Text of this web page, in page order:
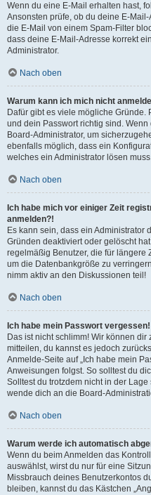
Wenn du eine E-Mail erhalten hast,
Ansonsten prüfe, ob du deine E-
die E-Mail von einem Spam-Filter
dass deine E-Mail-Adresse korrekt
Administrator.
Nach oben
Warum kann ich mich nicht
Dafür gibt es viele mögliche Gründe.
und dein Passwort richtig sind.
Board-Administrator, um
ebenfalls möglich, dass ein
welches ein Administrator lösen
Nach oben
Ich habe mich vor einiger Zeit
anmelden?!
Es kann sein, dass ein Administrator
Gründen deaktiviert oder gelöscht
regelmäßig Benutzer, die für
um die Datenbankgröße zu
nimm aktiv an den Diskussionen teil!
Nach oben
Ich habe mein Passwort vergessen!
Das ist nicht schlimm! Wir können
mitteilen, du kannst es jedoch
Anmelde-Seite auf „Ich habe mein
Anweisungen folgst. So solltest du
Solltest du trotzdem nicht in der
wende dich an die Board-
Nach oben
Warum werde ich automatisch
Wenn du beim Anmelden das
auswählst, wirst du nur für eine
Missbrauch deines Benutzerkontos
bleiben, kannst du das Kästchen